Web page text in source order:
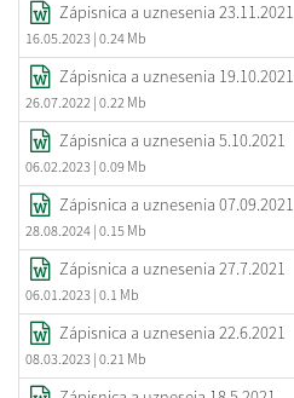
Zápisnica a uznesenia 23.11.2021
16.05.2023 | 0.24 Mb
Zápisnica a uznesenia 19.10.2021
26.07.2022 | 0.22 Mb
Zápisnica a uznesenia 5.10.2021
06.02.2023 | 0.09 Mb
Zápisnica a uznesenia 07.09.2021
28.08.2024 | 0.15 Mb
Zápisnica a uznesenia 27.7.2021
06.01.2023 | 0.1 Mb
Zápisnica a uznesenia 22.6.2021
08.03.2023 | 0.21 Mb